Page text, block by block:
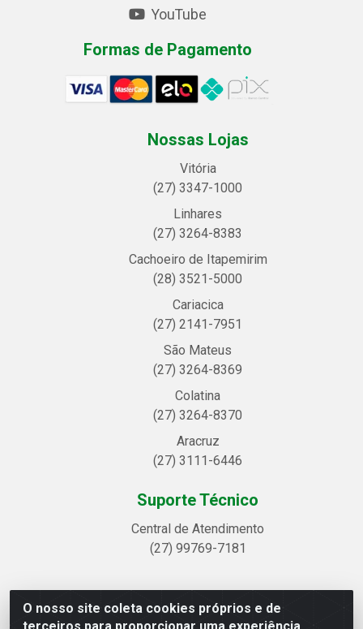
O nosso site coleta cookies próprios e de
YouTube
Formas de Pagamento
Nossas Lojas
Vitória
(27) 3347-1000
Linhares
(27) 3264-8383
Cachoeiro de Itapemirim
(28) 3521-5000
Cariacica
(27) 2141-7951
São Mateus
(27) 3264-8369
Colatina
(27) 3264-8370
Aracruz
(27) 3111-6446
Suporte Técnico
Central de Atendimento
(27) 99769-7181
Linhavix Distribuidora LTDA - Avenida Alegre, 2521 -